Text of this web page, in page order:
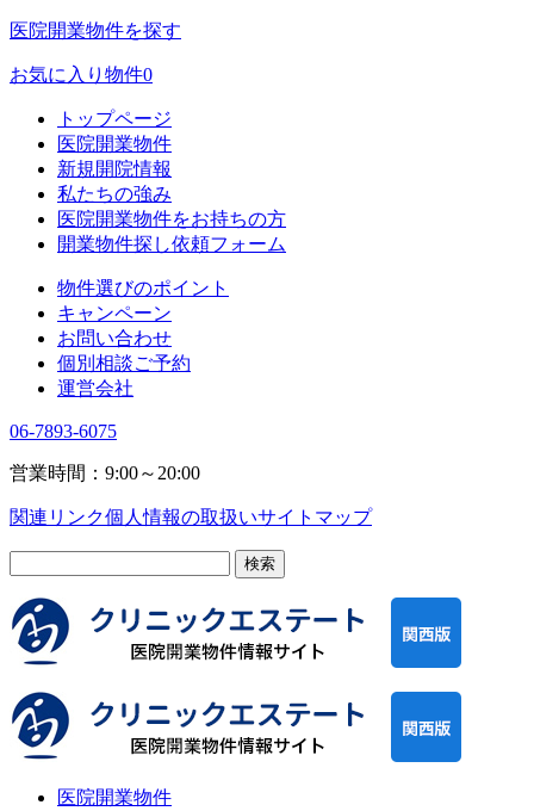
医院開業物件を探す
お気に入り物件0
トップページ
医院開業物件
新規開院情報
私たちの強み
医院開業物件をお持ちの方
開業物件探し依頼フォーム
物件選びのポイント
キャンペーン
お問い合わせ
個別相談ご予約
運営会社
06-7893-6075
営業時間：9:00～20:00
関連リンク個人情報の取扱いサイトマップ
医院開業物件